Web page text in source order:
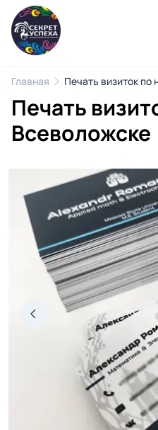
Главная Печать визиток
Печать
Всеволожске